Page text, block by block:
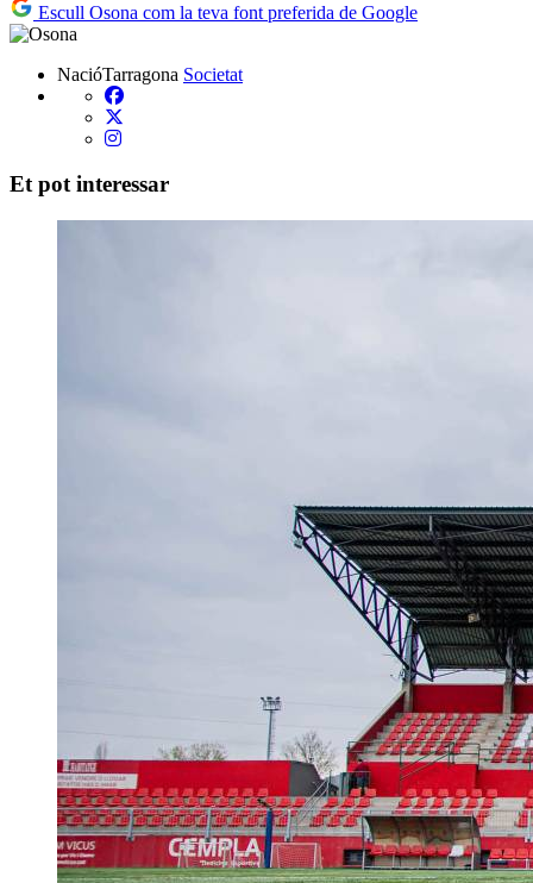
Escull Osona com la teva font preferida de Google
NacióTarragona Societat
Et pot interessar